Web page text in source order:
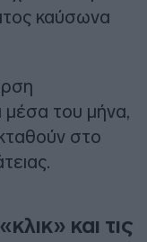
καύσωνα
μέσα του μήνα,
στο
και τις